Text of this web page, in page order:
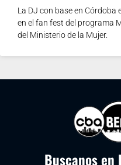
La DJ con base en
en el fan fest del programa
del Ministerio de la Mujer.
Buscanos en